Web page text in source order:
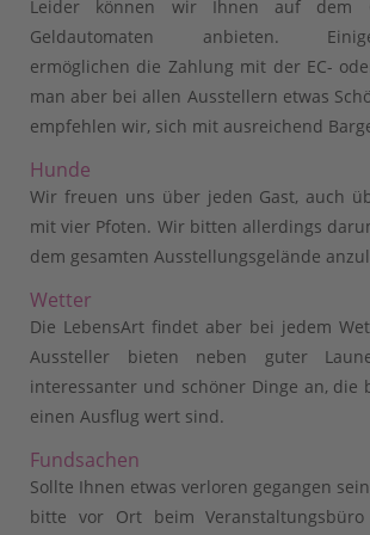
Leider können wir Ihnen auf dem
Geldautomaten anbieten.
ermöglichen die Zahlung mit der EC-
man aber bei allen Ausstellern etwas
empfehlen wir, sich mit ausreichend
Hunde
Wir freuen uns über jeden Gast, auch
mit vier Pfoten. Wir bitten allerdings
dem gesamten Ausstellungsgelände
Wetter
Die LebensArt findet aber bei jedem
Aussteller bieten neben guter
interessanter und schöner Dinge an, die
einen Ausflug wert sind.
Fundsachen
Sollte Ihnen etwas verloren gegangen
bitte vor Ort beim